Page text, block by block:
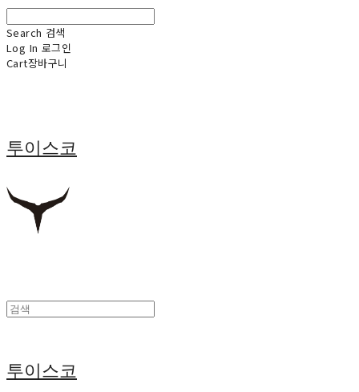
Search 검색
Log In 로그인
Cart장바구니
투이스코
투이스코